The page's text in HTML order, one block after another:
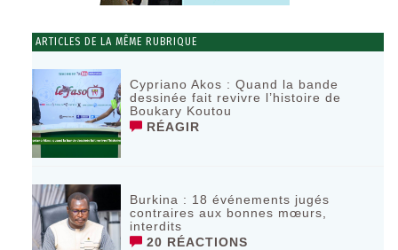
ARTICLES DE LA MÊME RUBRIQUE
Cypriano Akos : Quand la bande
dessinée fait revivre l’histoire de
Boukary Koutou
RÉAGIR
Burkina : 18 événements jugés
contraires aux bonnes mœurs,
interdits
20 RÉACTIONS